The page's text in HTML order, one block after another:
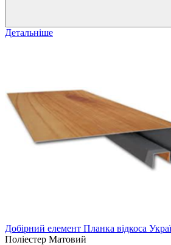
Детальніше
Добірний елемент Планка відкоса
Поліестер Матовий